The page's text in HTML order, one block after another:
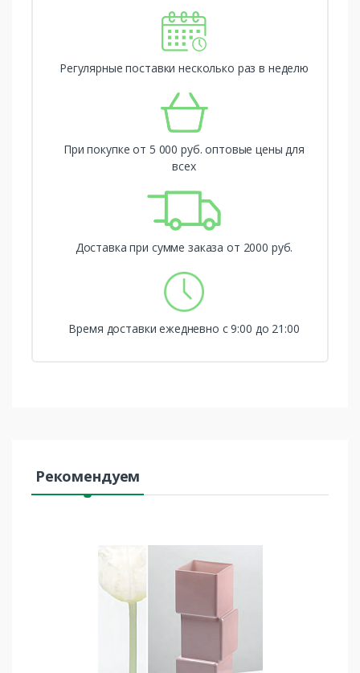
Регулярные поставки несколько раз в неделю
При покупке от 5 000 руб. оптовые цены для
всех
Доставка при сумме заказа от 2000 руб.
Время доставки ежедневно с 9:00 до 21:00
Рекомендуем